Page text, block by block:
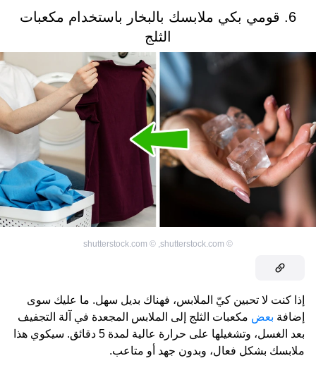
6. قومي بكي ملابسك بالبخار باستخدام مكعبات
الثلج
©
shutterstock.com
,
©
shutterstock.com
إذا كنت لا تحبين كيّ الملابس، فهناك بديل سهل. ما عليك سوى
إضافة بعض مكعبات الثلج إلى الملابس المجعدة في آلة التجفيف
بعد الغسل، وتشغيلها على حرارة عالية لمدة 5 دقائق. سيكوي هذا
ملابسك بشكل فعال، وبدون جهد أو متاعب.